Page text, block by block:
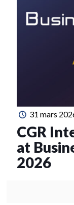
31 mars
CGR
at
2026